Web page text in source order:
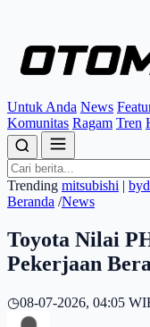
Untuk Anda News
Komunitas Ragam Tren
Trending mitsubishi | byd
Beranda /News
Toyota Nilai
Pekerjaan
◷08-07-2026, 04:05